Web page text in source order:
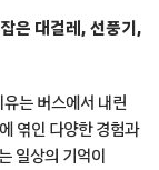
은 대걸레, 선풍기,
는 버스에서 내린
엮인 다양한 경험과
일상의 기억이